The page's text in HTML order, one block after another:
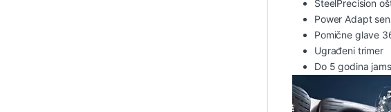
SteelPrecision
Power Adapt
Pomične glave
Ugrađeni trimer
Do 5 godina